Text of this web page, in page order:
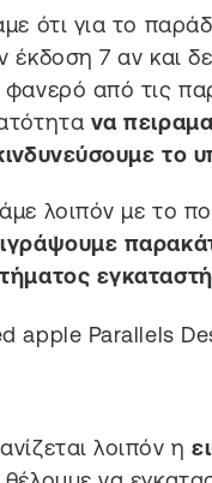
ότι για το
έκδοση 7 αν και
από τις
να
το
λοιπόν με το
λοιπόν η